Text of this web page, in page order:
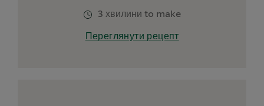
3 хвилини to make
Переглянути рецепт